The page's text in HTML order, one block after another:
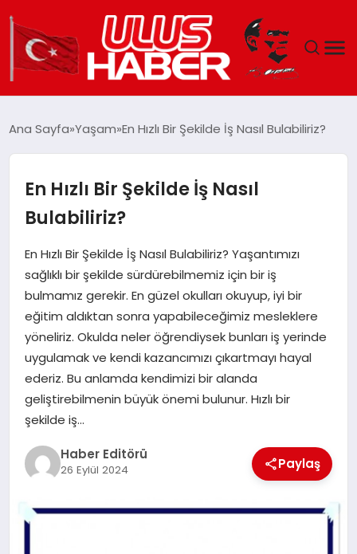
DÜNYA
EKONOMI
TEKNOLOJI
EĞITIM
MAGAZIN
SPOR
YAŞAM
Ana Sayfa Yaşam En Hızlı Bir Şekilde İş Nasıl Bulabiliriz?
En Hızlı Bir Şekilde İş Nasıl
Bulabiliriz?
En Hızlı Bir Şekilde İş Nasıl Bulabiliriz? Yaşantımızı
sağlıklı bir şekilde sürdürebilmemiz için bir iş
bulmamız gerekir. En güzel okulları okuyup, iyi bir
eğitim aldıktan sonra yapabileceğimiz mesleklere
yöneliriz. Okulda neler öğrendiysek bunları iş yerinde
uygulamak ve kendi kazancımızı çıkartmayı hayal
ederiz. Bu anlamda kendimizi bir alanda
geliştirebilmenin büyük önemi bulunur. Hızlı bir
şekilde iş…
Haber Editörü
26 Eylül 2024 Paylaş